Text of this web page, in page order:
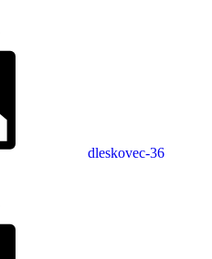
dleskovec-36